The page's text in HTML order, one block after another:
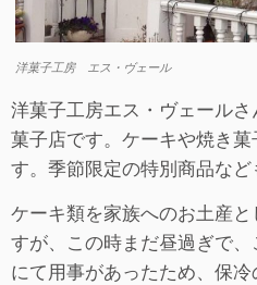
洋菓子工房 エス・ヴェール
洋菓子工房エス・ヴェール
菓子店です。ケーキや焼き
す。季節限定の特別商品など
ケーキ類を家族へのお土産
すが、この時まだ昼過ぎで
にて用事があったため、保冷